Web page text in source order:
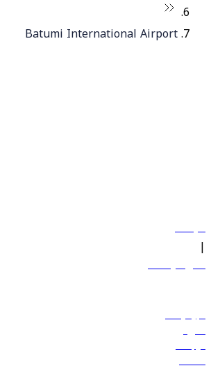
Batumi International Airport
سياساتنا
|
الشروط والأحكام
حجز الرحلات
العروض
الوجهات
الأمتعة